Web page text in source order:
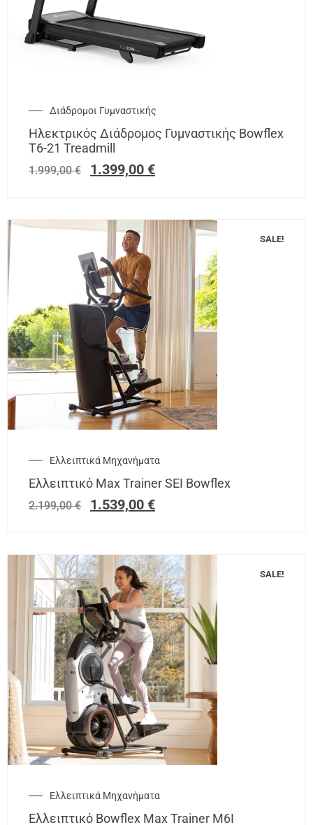
Διάδρομοι Γυμναστικής
Ηλεκτρικός Διάδρομος Γυμναστικής Bowflex
T6-21 Treadmill
1.999,00€ 1.399,00 €
SALE!
Ελλειπτικά Μηχανήματα
Ελλειπτικό Max Trainer SEI Bowflex
2.199,00€ 1.539,00 €
SALE!
Ελλειπτικά Μηχανήματα
Ελλειπτικό Bowflex Max Trainer M6I